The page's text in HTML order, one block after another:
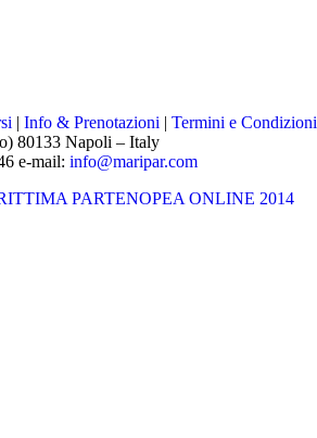
| Info & Prenotazioni | Termini e Condizioni
80133 Napoli – Italy
e-mail: info@maripar.com
PARTENOPEA ONLINE 2014